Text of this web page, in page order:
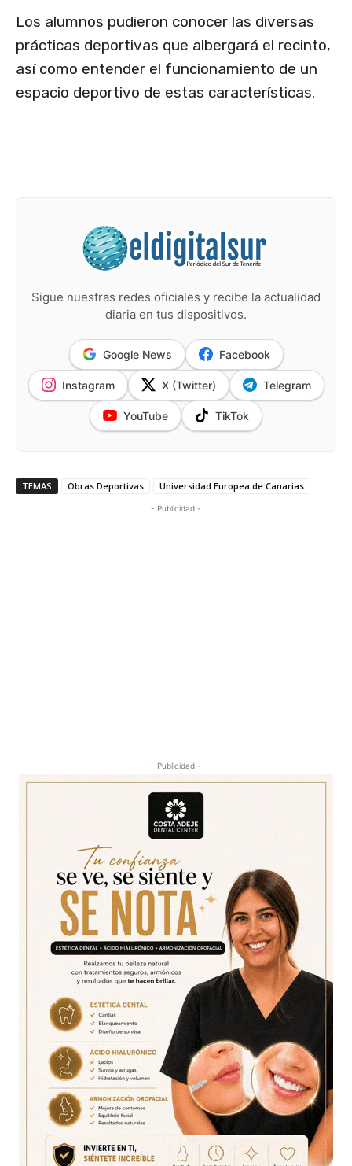
Los alumnos pudieron conocer las diversas
prácticas deportivas que albergará el recinto,
así como entender el funcionamiento de un
espacio deportivo de estas características.
Sigue nuestras redes oficiales y recibe la actualidad
diaria en tus dispositivos.
Google News Facebook
Instagram X (Twitter) Telegram
YouTube TikTok
TEMAS Obras Deportivas Universidad Europea de Canarias
- Publicidad -
- Publicidad -